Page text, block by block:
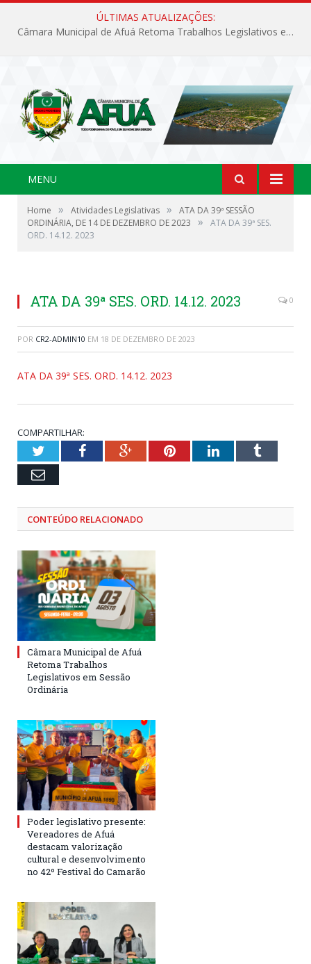
ÚLTIMAS ATUALIZAÇÕES:
Câmara Municipal de Afuá Retoma Trabalhos Legislativos em Sessão Ordinária
MENU
Home » Atividades Legislativas »
ATA DA 39ª SESSÃO
ORDINÁRIA, DE 14 DE DEZEMBRO DE 2023
»
ATA DA 39ª SES.
ORD. 14.12. 2023
ATA DA 39ª SES. ORD. 14.12. 2023 0
POR CR2-ADMIN10 EM 18 DE DEZEMBRO DE 2023
ATA DA 39ª SES. ORD. 14.12. 2023
COMPARTILHAR:
TwitterFacebookGoogle+PinterestLinkedInTumblr
Email
CONTEÚDO RELACIONADO
Câmara Municipal de Afuá
Retoma Trabalhos
Legislativos em Sessão
Ordinária
Poder legislativo presente:
Vereadores de Afuá
destacam valorização
cultural e desenvolvimento
no 42º Festival do Camarão